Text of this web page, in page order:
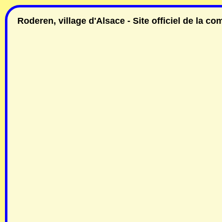
Roderen, village d'Alsace - Site officiel de la